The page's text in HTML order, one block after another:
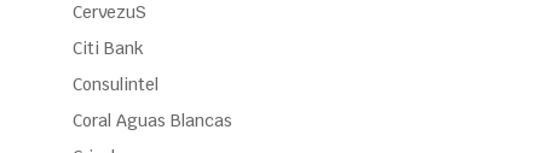
CervezuS
Citi Bank
Consulintel
Coral Aguas Blancas